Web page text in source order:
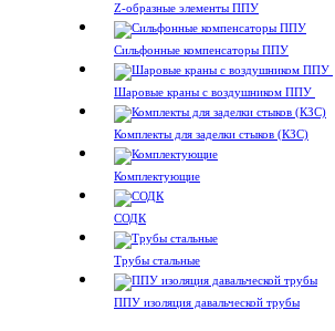
Z-образные элементы ППУ
Сильфонные компенсаторы ППУ
Шаровые краны с воздушником ППУ
Комплекты для заделки стыков (КЗС)
Комплектующие
СОДК
Трубы стальные
ППУ изоляция давальческой трубы